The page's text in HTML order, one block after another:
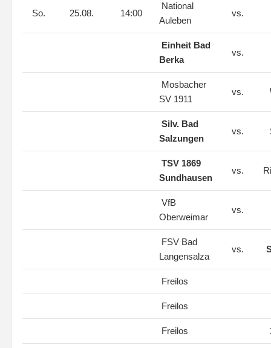
So. 25.08. 14:00
National
Auleben
vs.
Einheit Bad
Berka
vs.
Mosbacher
SV 1911
vs.
Silv. Bad
Salzungen
vs.
TSV 1869
Sundhausen
vs.
VfB
Oberweimar
vs.
FSV Bad
Langensalza
vs.
Freilos
Freilos
Freilos